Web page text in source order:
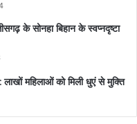
के सोनहा बिहान के स्वप्नदृष्टा
लाखों महिलाओं को मिली धुएं से मुक्ति